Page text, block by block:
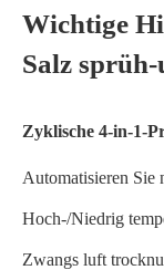
Wichtige
Salz
Zyklische 4-in-1-
Automatisieren Sie
Hoch-/Niedrig
Zwangs luft